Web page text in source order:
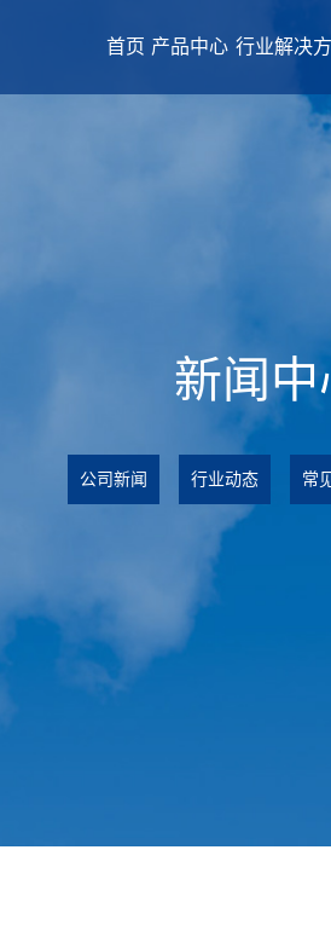
首页 产品中心 行业解决
新闻中
公司新闻 行业动态 常